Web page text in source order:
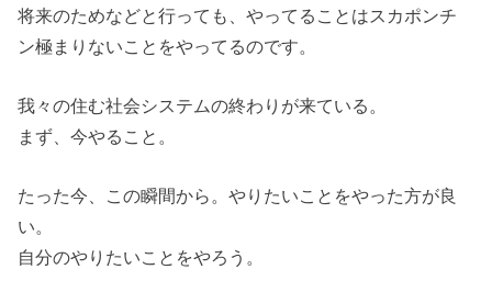
将来のためなどと行っても、やってることはスカポンチ
ン極まりないことをやってるのです。
我々の住む社会システムの終わりが来ている。
まず、今やること。
たった今、この瞬間から。やりたいことをやった方が良
い。
自分のやりたいことをやろう。